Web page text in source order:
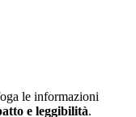
le informazioni
e leggibilità.